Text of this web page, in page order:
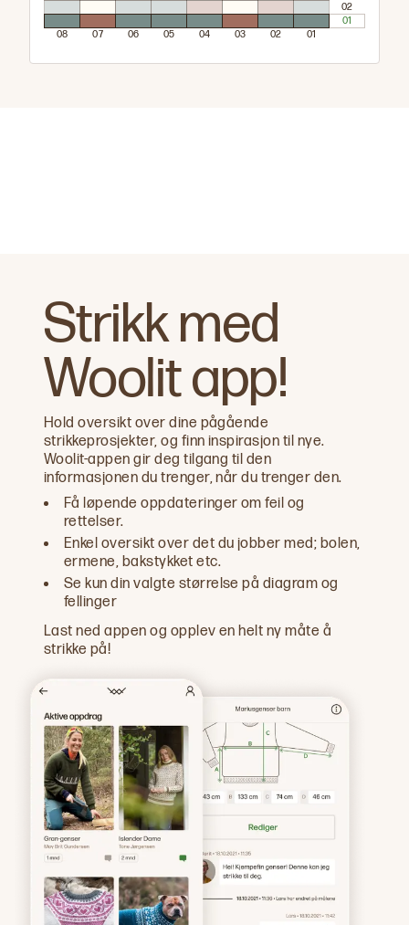
02
01
08 07 06 05 04 03 02 01
Strikk med
Woolit app!
Hold oversikt over dine pågående
strikkeprosjekter, og finn inspirasjon til nye.
Woolit-appen gir deg tilgang til den
informasjonen du trenger, når du trenger den.
Få løpende oppdateringer om feil og
rettelser.
Enkel oversikt over det du jobber med; bolen,
ermene, bakstykket etc.
Se kun din valgte størrelse på diagram og
fellinger
Last ned appen og opplev en helt ny måte å
strikke på!